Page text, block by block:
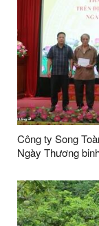
Công ty Song
Ngày Thương